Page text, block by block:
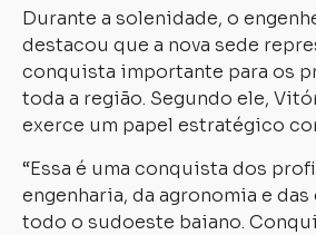
Durante a solenidade, o
destacou que a nova sede
conquista importante para os
toda a região. Segundo ele,
exerce um papel estratégico
“Essa é uma conquista dos
engenharia, da agronomia e
todo o sudoeste baiano.